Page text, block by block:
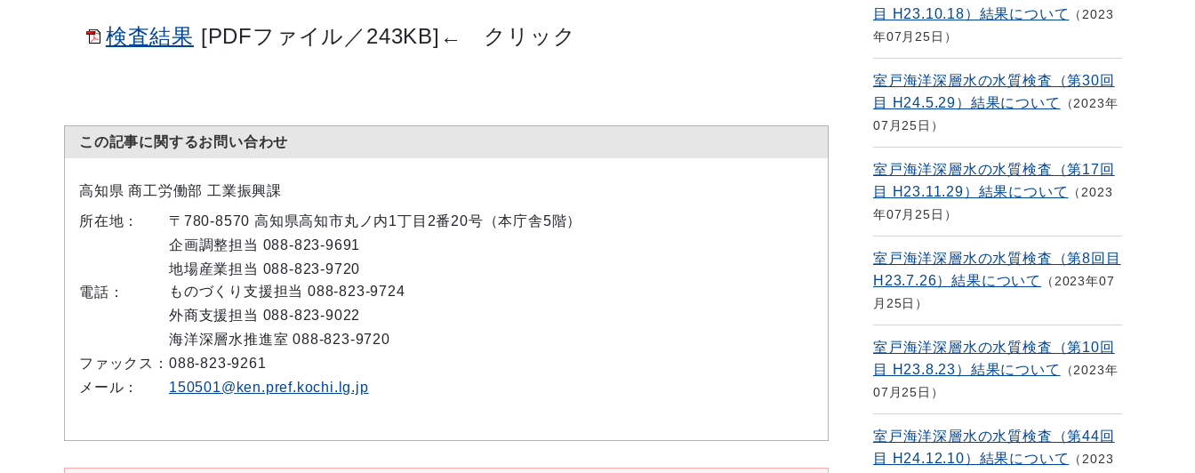
検査結果 [PDFファイル／243KB] ← クリック
この記事に関するお問い合わせ
高知県 商工労働部 工業振興課
所在地：
〒780-8570 高知県高知市丸ノ内1丁目2番20号（本庁舎5階）
電話：
企画調整担当 088-823-9691
地場産業担当 088-823-9720
ものづくり支援担当 088-823-9724
外商支援担当 088-823-9022
海洋深層水推進室 088-823-9720
ファックス： 088-823-9261
メール：
150501@ken.pref.kochi.lg.jp
目 H23.10.18）結果について
2023
年07月25日
室戸海洋深層水の水質検査（第30回
目 H24.5.29）結果について
2023年
07月25日
室戸海洋深層水の水質検査（第17回
目 H23.11.29）結果について
2023
年07月25日
室戸海洋深層水の水質検査（第8回目
H23.7.26）結果について
2023年07
月25日
室戸海洋深層水の水質検査（第10回
目 H23.8.23）結果について
2023年
07月25日
室戸海洋深層水の水質検査（第44回
目 H24.12.10）結果について
2023